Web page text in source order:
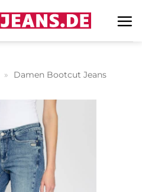
» Damen Bootcut Jeans